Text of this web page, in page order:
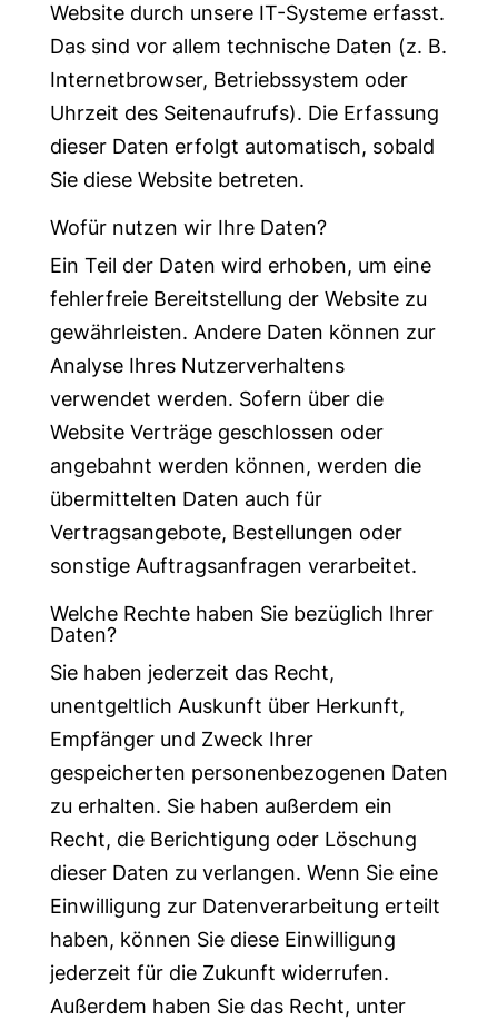
Website durch unsere IT-Systeme erfasst.
Das sind vor allem technische Daten (z. B.
Internetbrowser, Betriebssystem oder
Uhrzeit des Seitenaufrufs). Die Erfassung
dieser Daten erfolgt automatisch, sobald
Sie diese Website betreten.
Wofür nutzen wir Ihre Daten?
Ein Teil der Daten wird erhoben, um eine
fehlerfreie Bereitstellung der Website zu
gewährleisten. Andere Daten können zur
Analyse Ihres Nutzerverhaltens
verwendet werden. Sofern über die
Website Verträge geschlossen oder
angebahnt werden können, werden die
übermittelten Daten auch für
Vertragsangebote, Bestellungen oder
sonstige Auftragsanfragen verarbeitet.
Welche Rechte haben Sie bezüglich Ihrer
Daten?
Sie haben jederzeit das Recht,
unentgeltlich Auskunft über Herkunft,
Empfänger und Zweck Ihrer
gespeicherten personenbezogenen Daten
zu erhalten. Sie haben außerdem ein
Recht, die Berichtigung oder Löschung
dieser Daten zu verlangen. Wenn Sie eine
Einwilligung zur Datenverarbeitung erteilt
haben, können Sie diese Einwilligung
jederzeit für die Zukunft widerrufen.
Außerdem haben Sie das Recht, unter